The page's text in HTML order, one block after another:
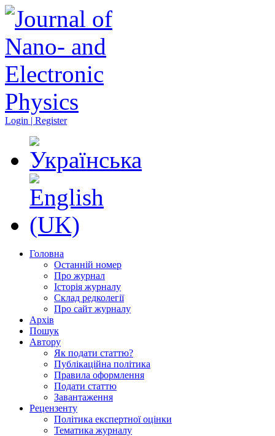
Login | Register
Головна
Останній номер
Про журнал
Історія журналу
Склад редколегії
Про сайт журналу
Архів
Пошук
Автору
Як подати статтю?
Публікаційна політика
Правила оформлення
Подати статтю
Завантаження
Рецензенту
Політика експертної оцінки
Тематика журналу